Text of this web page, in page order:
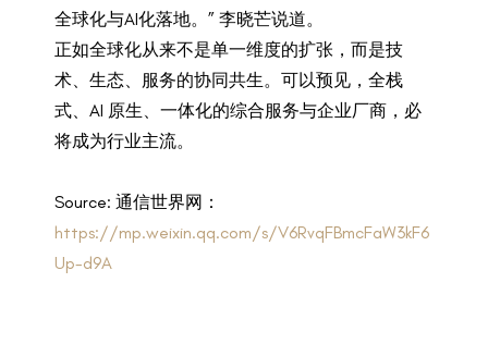
全球化与AI化落地。” 李晓芒说道。
正如全球化从来不是单一维度的扩张，而是技
术、生态、服务的协同共生。可以预见，全栈
式、AI 原生、一体化的综合服务与企业厂商，必
将成为行业主流。
Source: 通信世界网：
https://mp.weixin.qq.com/s/V6RvqFBmcFaW3kF6
Up-d9A